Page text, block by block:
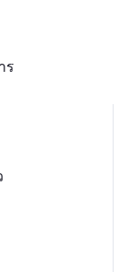
ร